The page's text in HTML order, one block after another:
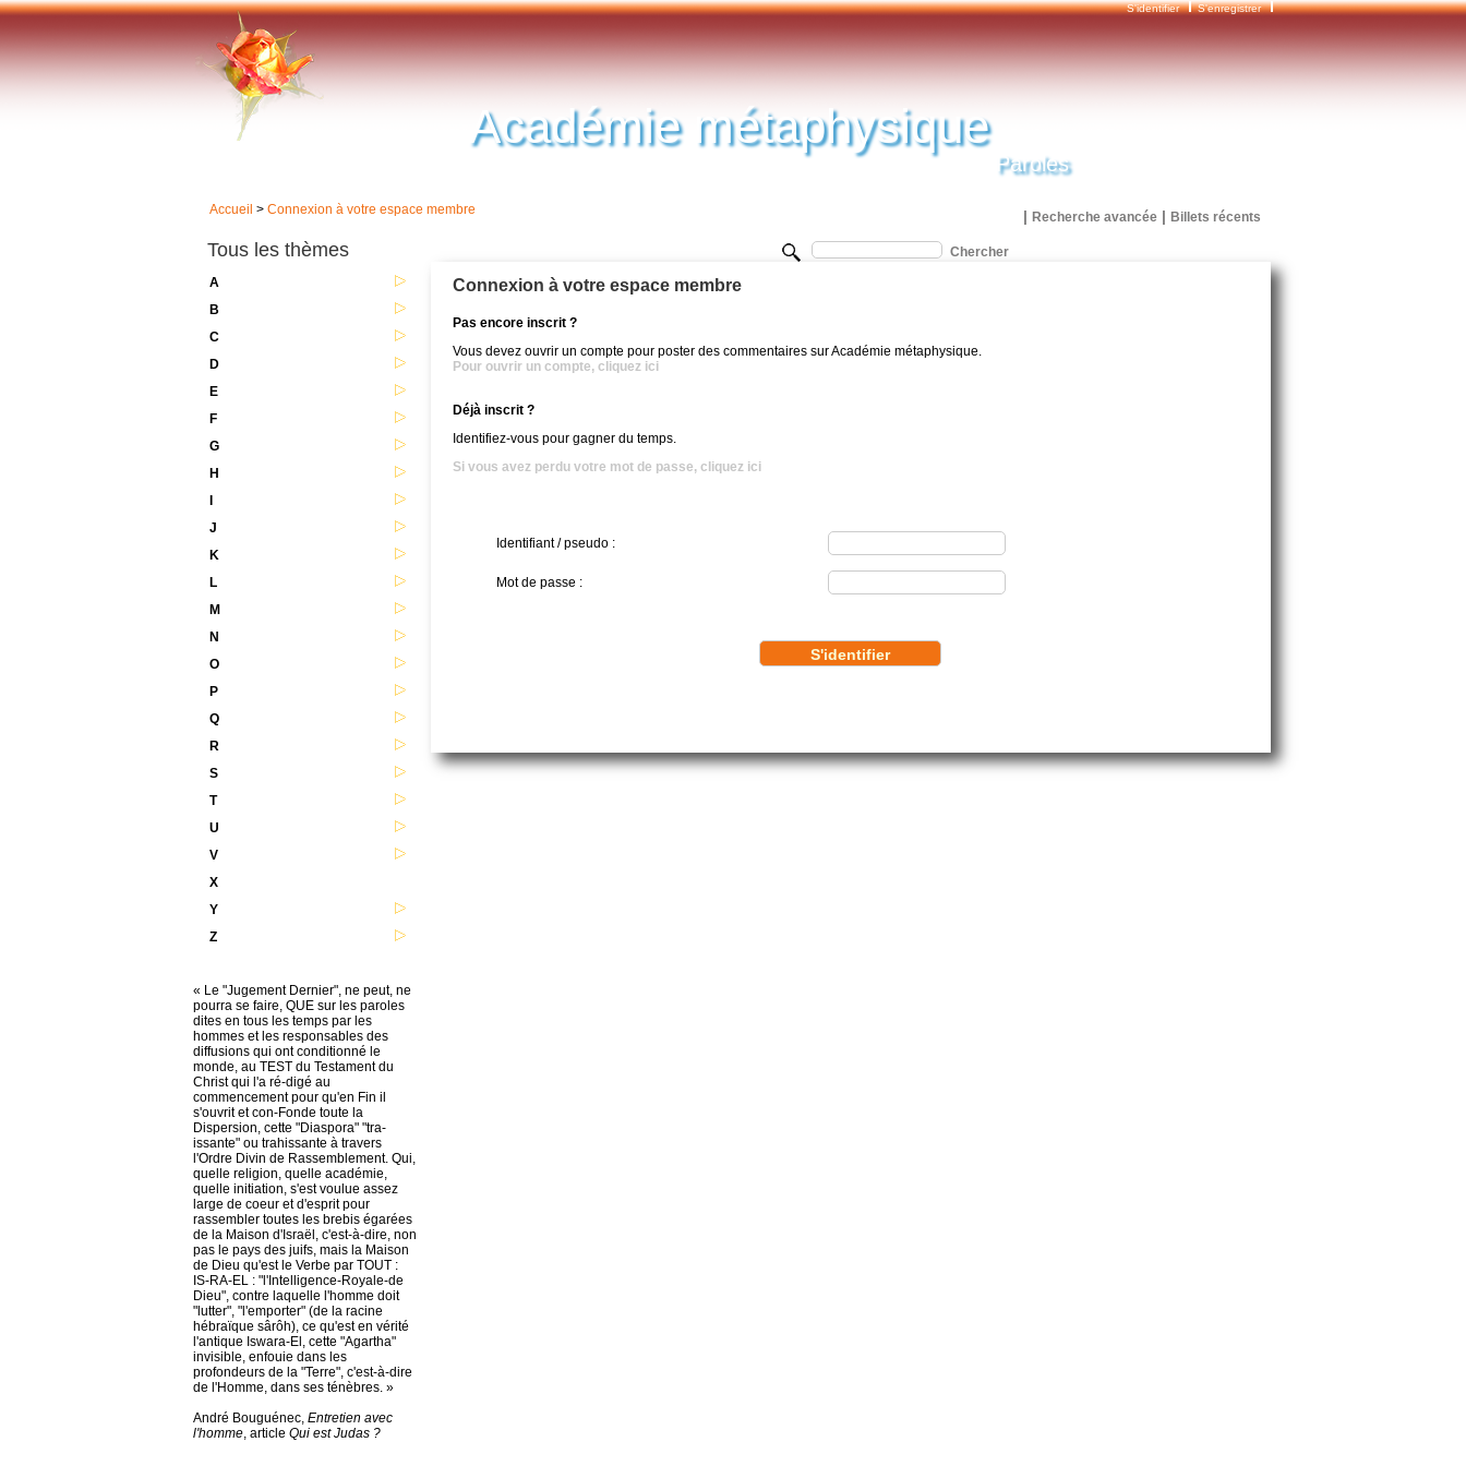
S'identifier S'enregistrer
| Recherche avancée| Billets récents
Académie métaphysique
Paroles
Accueil > Connexion à votre espace membre
Tous les thèmes
A
B
C
D
E
F
G
H
J
K
L
M
N
O
P
Q
R
S
T
U
V
X
Y
Z
« Le "Jugement Dernier", ne peut, ne
pourra se faire, QUE sur les paroles
dites en tous les temps par les
hommes et les responsables des
diffusions qui ont conditionné le
monde, au TEST du Testament du
Christ qui l'a ré-digé au
commencement pour qu'en Fin il
s'ouvrit et con-Fonde toute la
Dispersion, cette "Diaspora" "tra-
issante" ou trahissante à travers
l'Ordre Divin de Rassemblement. Qui,
quelle religion, quelle académie,
quelle initiation, s'est voulue assez
large de coeur et d'esprit pour
rassembler toutes les brebis égarées
de la Maison d'Israël, c'est-à-dire, non
pas le pays des juifs, mais la Maison
de Dieu qu'est le Verbe par TOUT :
IS-RA-EL : "l'Intelligence-Royale-de
Dieu", contre laquelle l'homme doit
"lutter", "l'emporter" (de la racine
hébraïque sârôh), ce qu'est en vérité
l'antique Iswara-El, cette "Agartha"
invisible, enfouie dans les
profondeurs de la "Terre", c'est-à-dire
de l'Homme, dans ses ténèbres. »
André Bouguénec, Entretien avec
l'homme, article Qui est Judas ?
Connexion à votre espace membre
Pas encore inscrit ?
Vous devez ouvrir un compte pour poster des commentaires sur Académie métaphysique.
Pour ouvrir un compte, cliquez ici
Déjà inscrit ?
Identifiez-vous pour gagner du temps.
Si vous avez perdu votre mot de passe, cliquez ici
Identifiant / pseudo :
Mot de passe :